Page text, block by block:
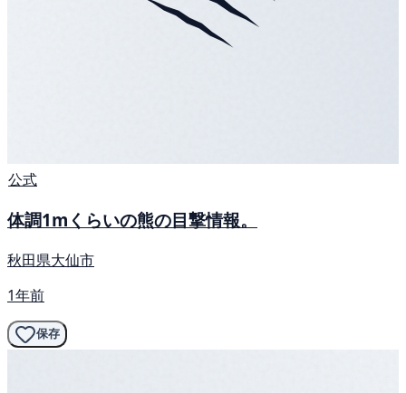
公式
体調1mくらいの熊の目撃情報。
秋田県大仙市
1年前
保存